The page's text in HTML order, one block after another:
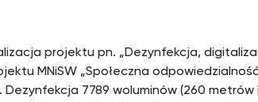
projektu pn. „Dezynfekcja,
MNiSW „Społeczna
7789 woluminów (260